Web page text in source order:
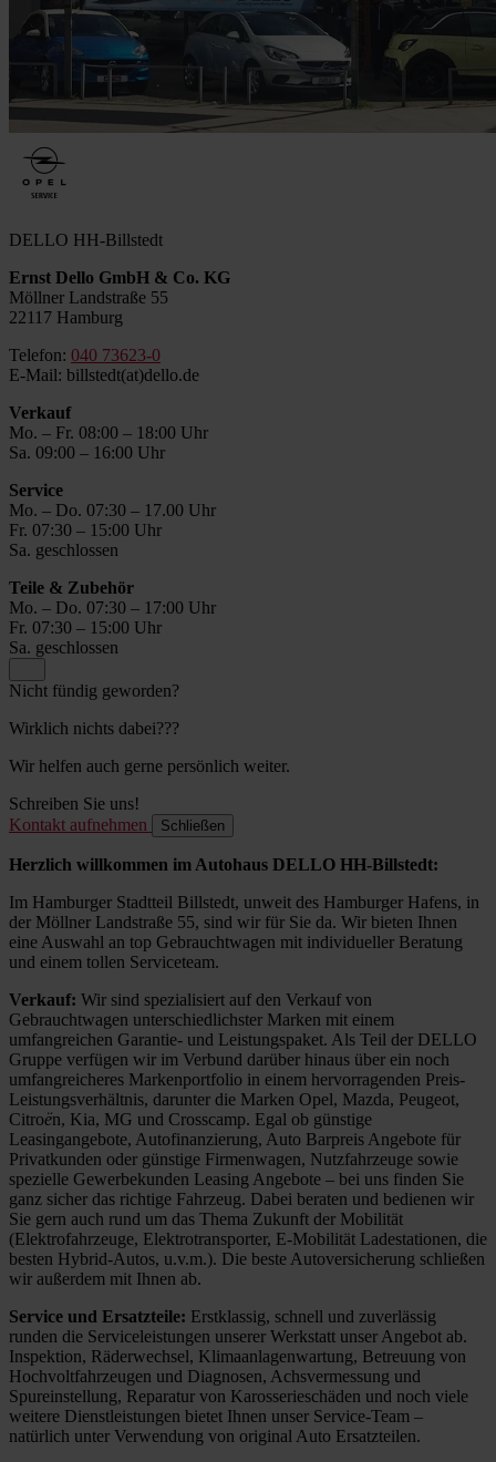
DELLO HH-Billstedt
Ernst Dello GmbH & Co. KG
Möllner Landstraße 55
22117 Hamburg
Telefon: 040 73623-0
E-Mail: billstedt(at)dello.de
Verkauf
Mo. – Fr. 08:00 – 18:00 Uhr
Sa. 09:00 – 16:00 Uhr
Service
Mo. – Do. 07:30 – 17.00 Uhr
Fr. 07:30 – 15:00 Uhr
Sa. geschlossen
Teile & Zubehör
Mo. – Do. 07:30 – 17:00 Uhr
Fr. 07:30 – 15:00 Uhr
Sa. geschlossen
Nicht fündig geworden?
Wirklich nichts dabei???
Wir helfen auch gerne persönlich weiter.
Schreiben Sie uns!
Kontakt aufnehmen
Schließen
Herzlich willkommen im Autohaus DELLO HH-Billstedt:
Im Hamburger Stadtteil Billstedt, unweit des Hamburger Hafens, in
der Möllner Landstraße 55, sind wir für Sie da. Wir bieten Ihnen
eine Auswahl an top Gebrauchtwagen mit individueller Beratung
und einem tollen Serviceteam.
Verkauf: Wir sind spezialisiert auf den Verkauf von
Gebrauchtwagen unterschiedlichster Marken mit einem
umfangreichen Garantie- und Leistungspaket. Als Teil der DELLO
Gruppe verfügen wir im Verbund darüber hinaus über ein noch
umfangreicheres Markenportfolio in einem hervorragenden Preis-
Leistungsverhältnis, darunter die Marken Opel, Mazda, Peugeot,
Citroën, Kia, MG und Crosscamp. Egal ob günstige
Leasingangebote, Autofinanzierung, Auto Barpreis Angebote für
Privatkunden oder günstige Firmenwagen, Nutzfahrzeuge sowie
spezielle Gewerbekunden Leasing Angebote – bei uns finden Sie
ganz sicher das richtige Fahrzeug. Dabei beraten und bedienen wir
Sie gern auch rund um das Thema Zukunft der Mobilität
(Elektrofahrzeuge, Elektrotransporter, E-Mobilität Ladestationen, die
besten Hybrid-Autos, u.v.m.). Die beste Autoversicherung schließen
wir außerdem mit Ihnen ab.
Service und Ersatzteile: Erstklassig, schnell und zuverlässig
runden die Serviceleistungen unserer Werkstatt unser Angebot ab.
Inspektion, Räderwechsel, Klimaanlagenwartung, Betreuung von
Hochvoltfahrzeugen und Diagnosen, Achsvermessung und
Spureinstellung, Reparatur von Karosserieschäden und noch viele
weitere Dienstleistungen bietet Ihnen unser Service-Team –
natürlich unter Verwendung von original Auto Ersatzteilen.